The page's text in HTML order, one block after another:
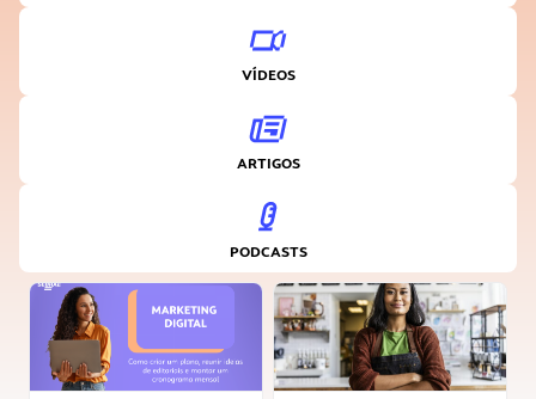
VÍDEOS
ARTIGOS
PODCASTS